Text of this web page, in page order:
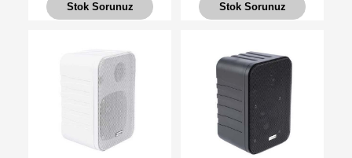
Stok Sorunuz Stok Sorunuz